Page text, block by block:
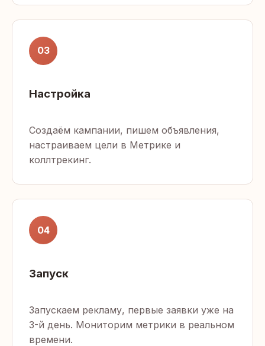
03
Настройка
Создаём кампании, пишем объявления,
настраиваем цели в Метрике и
коллтрекинг.
04
Запуск
Запускаем рекламу, первые заявки уже на
3-й день. Мониторим метрики в реальном
времени.